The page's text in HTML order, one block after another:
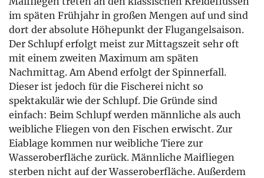
im späten Frühjahr in großen Mengen auf und sind
dort der absolute Höhepunkt der Flugangelsaison.
Der Schlupf erfolgt meist zur Mittagszeit sehr oft
mit einem zweiten Maximum am späten
Nachmittag. Am Abend erfolgt der Spinnerfall.
Dieser ist jedoch für die Fischerei nicht so
spektakulär wie der Schlupf. Die Gründe sind
einfach: Beim Schlupf werden männliche als auch
weibliche Fliegen von den Fischen erwischt. Zur
Eiablage kommen nur weibliche Tiere zur
Wasseroberfläche zurück. Männliche Maifliegen
sterben nicht auf der Wasseroberfläche. Außerdem